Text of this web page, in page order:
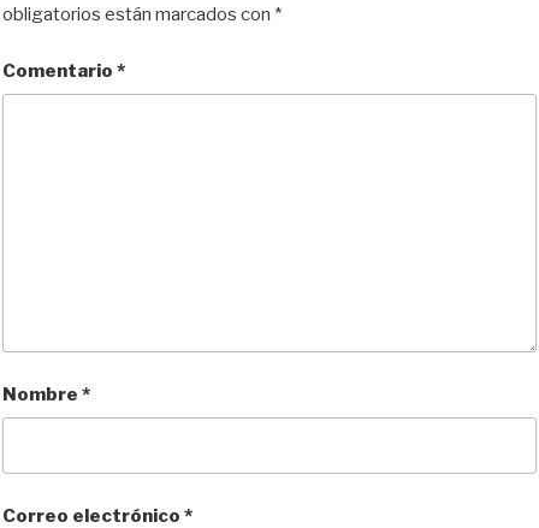
obligatorios están marcados con *
Comentario *
Nombre *
Correo electrónico *